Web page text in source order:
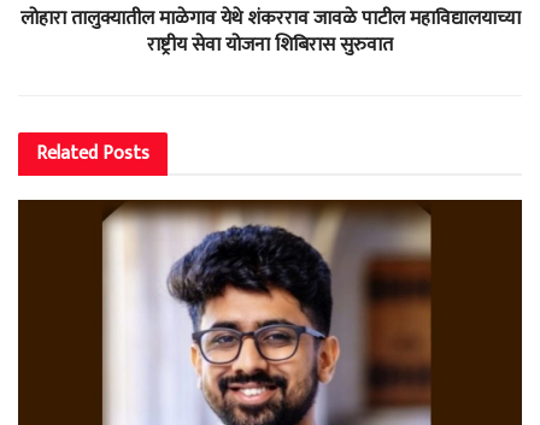
लोहारा तालुक्यातील माळेगाव येथे शंकरराव जावळे पाटील महाविद्यालयाच्या
राष्ट्रीय सेवा योजना शिबिरास सुरुवात
RelatedPosts